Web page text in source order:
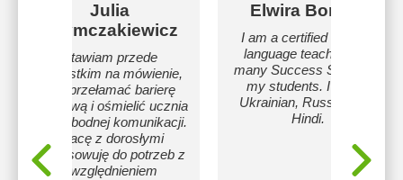
Julia
Szymczakiewicz
Stawiam przede
wszystkim na mówienie,
aby przełamać barierę
językową i ośmielić ucznia
w swobodnej komunikacji.
Pracę z dorosłymi
dostosowuję do potrzeb z
uwzględnieniem
Elwira Bondar
I am a certified English
language teacher with
many Success Stories of
my students. I speak
Ukrainian, Russian and
Hindi.